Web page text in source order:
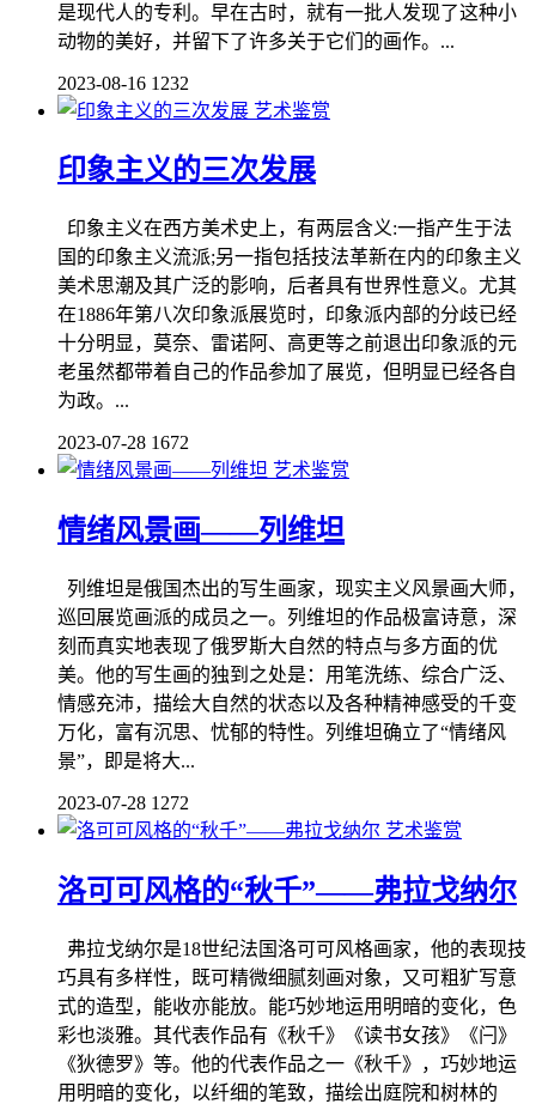
是现代人的专利。早在古时，就有一批人发现了这种小
动物的美好，并留下了许多关于它们的画作。...
2023-08-16 1232
艺术鉴赏
印象主义的三次发展
印象主义在西方美术史上，有两层含义:一指产生于法
国的印象主义流派;另一指包括技法革新在内的印象主义
美术思潮及其广泛的影响，后者具有世界性意义。尤其
在1886年第八次印象派展览时，印象派内部的分歧已经
十分明显，莫奈、雷诺阿、高更等之前退出印象派的元
老虽然都带着自己的作品参加了展览，但明显已经各自
为政。...
2023-07-28 1672
艺术鉴赏
情绪风景画——列维坦
列维坦是俄国杰出的写生画家，现实主义风景画大师，
巡回展览画派的成员之一。列维坦的作品极富诗意，深
刻而真实地表现了俄罗斯大自然的特点与多方面的优
美。他的写生画的独到之处是：用笔洗练、综合广泛、
情感充沛，描绘大自然的状态以及各种精神感受的千变
万化，富有沉思、忧郁的特性。列维坦确立了“情绪风
景”，即是将大...
2023-07-28 1272
艺术鉴赏
洛可可风格的“秋千”——弗拉戈纳尔
弗拉戈纳尔是18世纪法国洛可可风格画家，他的表现技
巧具有多样性，既可精微细腻刻画对象，又可粗犷写意
式的造型，能收亦能放。能巧妙地运用明暗的变化，色
彩也淡雅。其代表作品有《秋千》《读书女孩》《闩》
《狄德罗》等。他的代表作品之一《秋千》，巧妙地运
用明暗的变化，以纤细的笔致，描绘出庭院和树林的